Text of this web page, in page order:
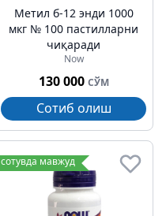
Метил б-12 энди 1000
мкг № 100 пастилларни
чиқаради
Now
130 000 СЎМ
Сотиб олиш
сотувда мавжуд